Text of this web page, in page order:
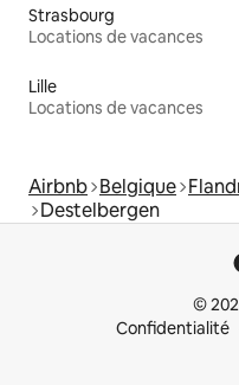
Strasbourg
Locations de vacances
Lille
Locations de vacances
Airbnb Belgique
Destelbergen
©
Confidentialité